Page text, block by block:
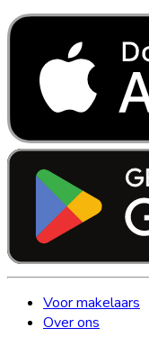
Voor makelaars
Over ons